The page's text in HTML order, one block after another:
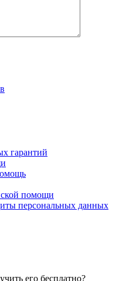
гарантий
помощи
персональных данных